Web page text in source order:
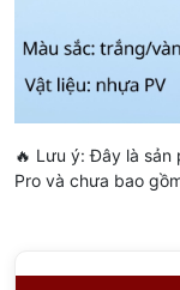
🔥 Lưu ý: Đây là sản
Pro và chưa bao